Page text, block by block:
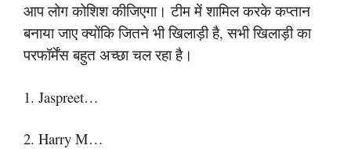
आप लोग कोशिश कीजिएगा। टीम में शामिल करके कप्तान
बनाया जाए क्योंकि जितने भी खिलाड़ी है, सभी खिलाड़ी का
परफॉर्मेंस बहुत अच्छा चल रहा है।
1. Jaspreet…
2. Harry M…